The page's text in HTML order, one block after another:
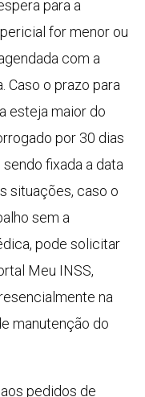
para a
for menor ou
com a
Caso o prazo para
esteja maior do
por 30 dias
fixada a data
situações, caso o
sem a
pode solicitar
Meu INSS,
na
manutenção do
pedidos de